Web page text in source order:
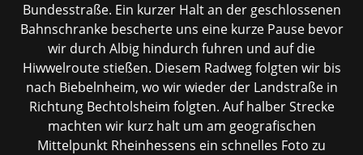
Bundesstraße. Ein kurzer Halt an der geschlossenen
Bahnschranke bescherte uns eine kurze Pause bevor
wir durch Albig hindurch fuhren und auf die
Hiwwelroute stießen. Diesem Radweg folgten wir bis
nach Biebelnheim, wo wir wieder der Landstraße in
Richtung Bechtolsheim folgten. Auf halber Strecke
machten wir kurz halt um am geografischen
Mittelpunkt Rheinhessens ein schnelles Foto zu